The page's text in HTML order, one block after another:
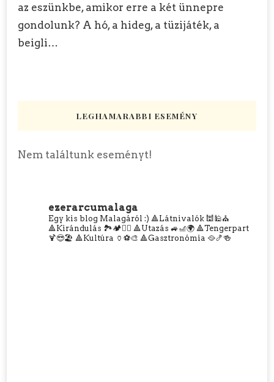
az eszünkbe, amikor erre a két ünnepre
gondolunk? A hó, a hideg, a tüzijáték, a
beigli…
LEGHAMARABBI ESEMÉNY
Nem találtunk eseményt!
ezerarcumalaga
Egy kis blog Malagáról :) 🔺Látnivalók 🕍🕌⛪
🔺Kirándulás 🏞️🏕️🧗‍♀️ 🔺Utazás 🚙🎢🌍 🔺Tengerpart
🍹😎🏖️ 🔺Kultúra 🏺⚽🎨 🔺Gasztronómia 🥘🍤🍻